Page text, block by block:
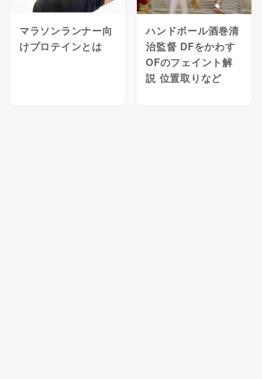
マラソンランナー向
けプロテインとは
ハンドボール酒巻清
治監督 DFをかわす
OFのフェイント解
説 位置取りなど